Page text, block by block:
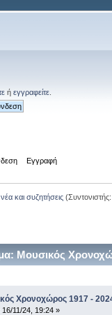
ή εγγραφείτε
Εγγραφή
και συζητήσεις
Μουσικός
Χρονοχώρος 1917 -
16/11/24, 19:24 »